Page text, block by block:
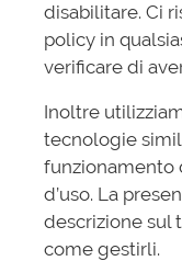
disabilitare. Ci
policy in
verificare di
Inoltre
tecnologie
funzionamento
d’uso. La
descrizione sul
come gestirli.